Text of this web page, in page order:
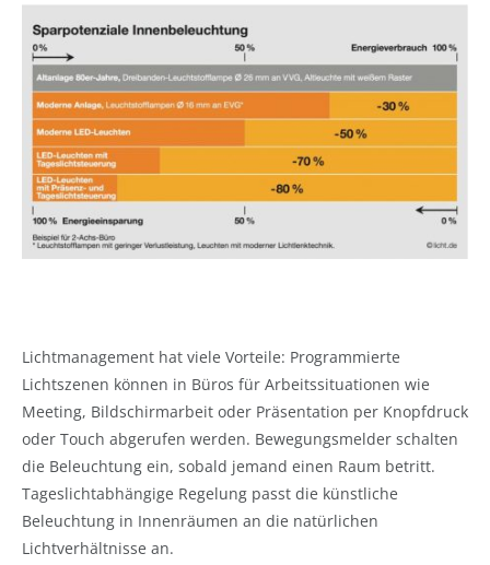
Lichtmanagement hat viele Vorteile: Programmierte
Lichtszenen können in Büros für Arbeitssituationen wie
Meeting, Bildschirmarbeit oder Präsentation per Knopfdruck
oder Touch abgerufen werden. Bewegungsmelder schalten
die Beleuchtung ein, sobald jemand einen Raum betritt.
Tageslichtabhängige Regelung passt die künstliche
Beleuchtung in Innenräumen an die natürlichen
Lichtverhältnisse an.